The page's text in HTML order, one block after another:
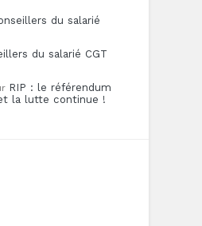
du salarié
du salarié CGT
RIP : le référendum
la lutte continue !